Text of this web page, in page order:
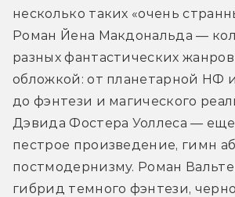
несколько таких «очень
Роман Йена Макдональда —
разных фантастических
обложкой: от планетарной НФ
до фэнтези и магического
Дэвида Фостера Уоллеса —
пестрое произведение, гимн
постмодернизму. Роман
гибрид темного фэнтези,